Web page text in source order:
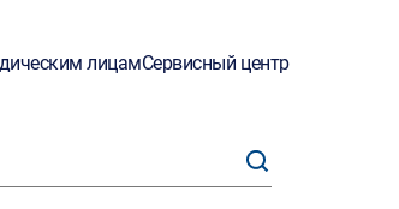
лицамСервисный центр